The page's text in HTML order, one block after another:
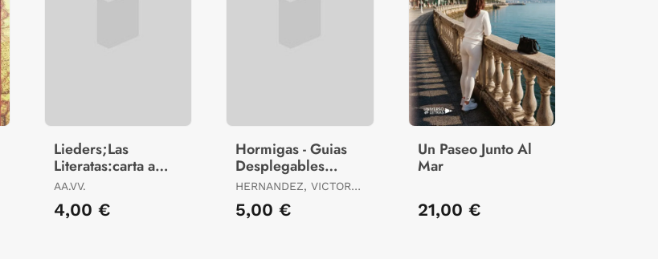
Lieders;Las
Literatas:carta a
Eduarda
AA.VV.
4,00 €
Hormigas - Guias
Desplegables
Tundra
HERNANDEZ, VICTOR
5,00 €
Un Paseo Junto Al
Mar
21,00 €